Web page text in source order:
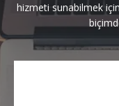
hizmeti sunabilmek